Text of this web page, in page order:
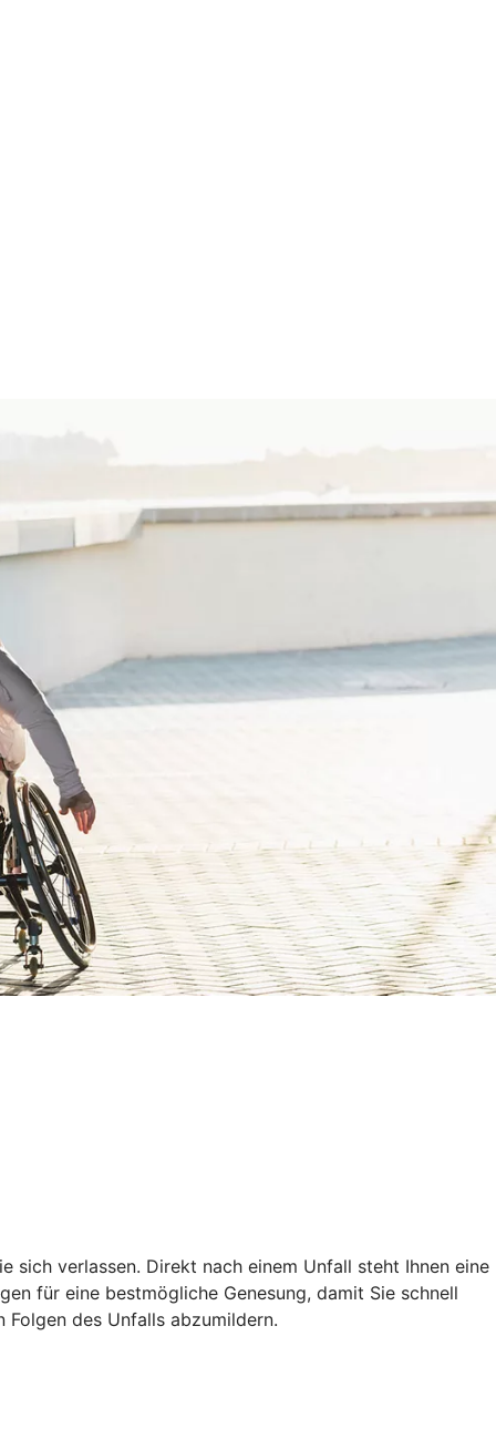
sich verlassen. Direkt nach einem Unfall steht Ihnen eine
für eine bestmögliche Genesung, damit Sie schnell
des Unfalls abzumildern.